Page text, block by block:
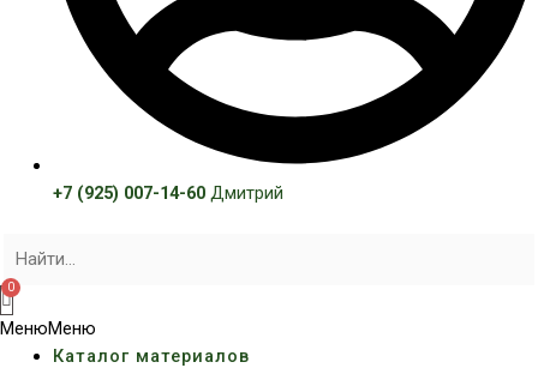
+7 (925) 007-14-60Дмитрий
МенюМеню
Каталог материалов